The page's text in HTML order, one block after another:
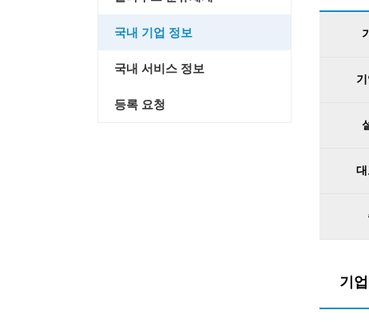
기
국내 기업 정보
국내 서비스 정보
등록 요청